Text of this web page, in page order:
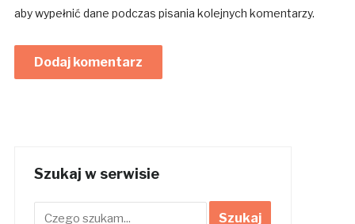
aby wypełnić dane podczas pisania kolejnych komentarzy.
Szukaj w serwisie